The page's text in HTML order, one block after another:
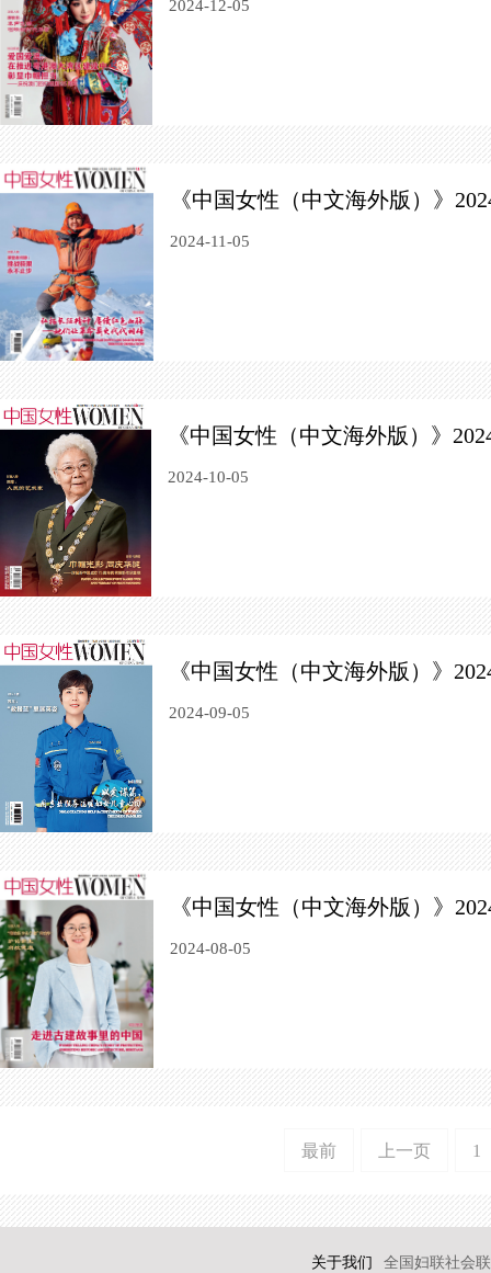
2024-12-05
《中国女性（中文海外版）》
2024-11-05
《中国女性（中文海外版）》
2024-10-05
《中国女性（中文海外版）》
2024-09-05
《中国女性（中文海外版）》
2024-08-05
最前 上一页 1
关于我们 全国妇联社会